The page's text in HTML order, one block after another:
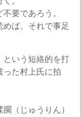
要であろう。
めば、それで事足
いう短絡的を打
った村上氏に拍
（じゅうりん）